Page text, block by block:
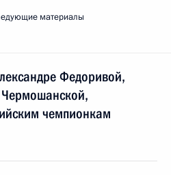
материалы
Федоривой,
чемпионкам